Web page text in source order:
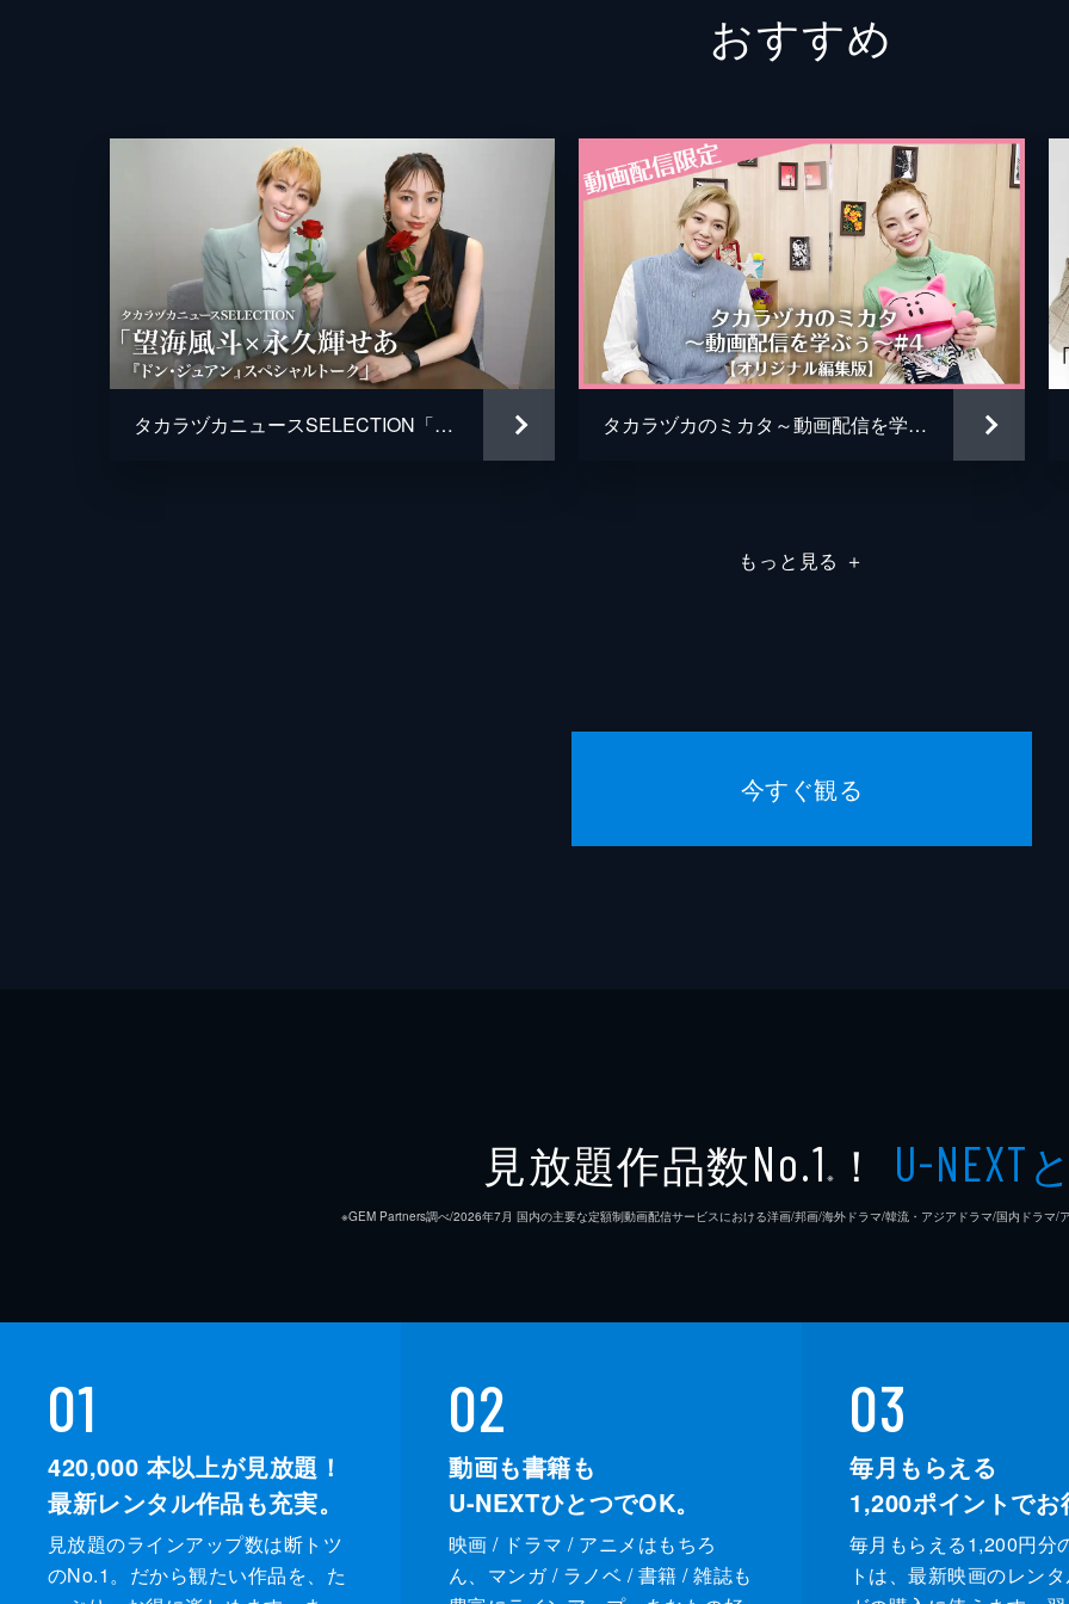
おすすめ
タカラヅカニュースSELECTION「望海風斗×永久輝せあ『ドン・ジュアン』スペシャルトーク」 タカラヅカのミカタ～動画配信を学ぶぅ～#4【オリジナル編集版】
もっと見る ＋
今すぐ観る
見放題作品数No.1 ※ ！ U-NEXT
※GEM Partners調べ/2026年7⽉ 国内の主要な定額制動画配信サービスにおける洋画/邦画/海外ドラマ/韓流・アジアドラマ/国内ドラマ/
01
420,000 本以上が見放題！
最新レンタル作品も充実。
見放題のラインアップ数は断トツ
のNo.1。だから観たい作品を、た
02
動画も書籍も
U-NEXTひとつでOK。
映画 / ドラマ / アニメはもちろ
ん、マンガ / ラノベ / 書籍 / 雑誌も
03
毎月もらえる
1,200ポイントでお
毎月もらえる1,200円分
トは、最新映画のレン